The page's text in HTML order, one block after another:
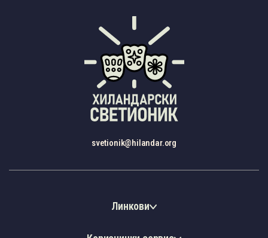
svetionik@hilandar.org
Линкови